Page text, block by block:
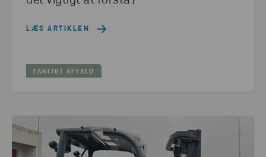
LÆS ARTIKLEN
FARLIGT AFFALD